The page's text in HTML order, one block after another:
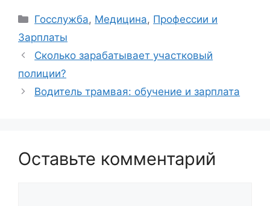
Рубрики
Госслужба, Медицина, Профессии и
Зарплаты
Сколько зарабатывает участковый
полиции?
Водитель трамвая: обучение и зарплата
Оставьте комментарий